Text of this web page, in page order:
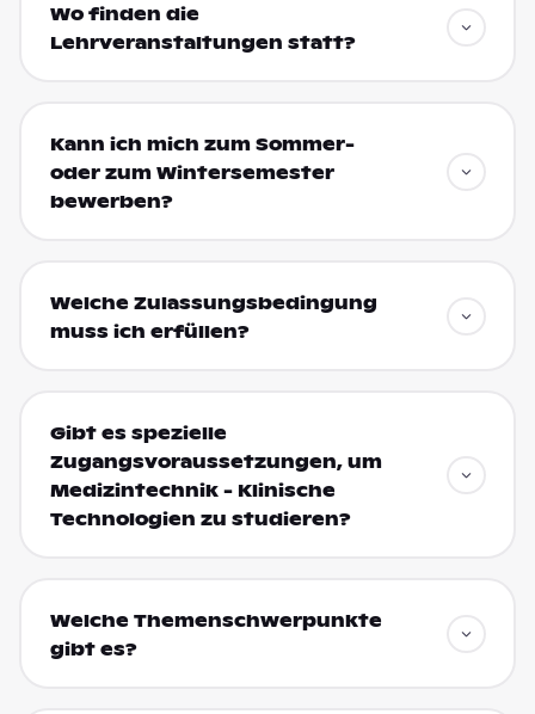
Wo finden die
Lehrveranstaltungen statt?
Kann ich mich zum Sommer-
oder zum Wintersemester
bewerben?
Welche Zulassungsbedingung
muss ich erfüllen?
Gibt es spezielle
Zugangsvoraussetzungen, um
Medizintechnik - Klinische
Technologien zu studieren?
Welche Themenschwerpunkte
gibt es?